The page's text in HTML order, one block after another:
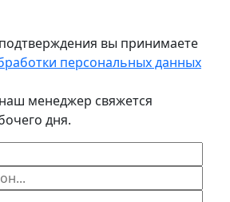
вы принимаете
персональных данных
менеджер свяжется
дня.